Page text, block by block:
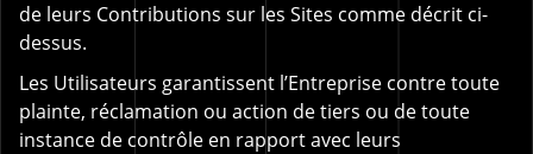
de leurs Contributions sur les Sites comme décrit ci-
dessus.
Les Utilisateurs garantissent l’Entreprise contre toute
plainte, réclamation ou action de tiers ou de toute
instance de contrôle en rapport avec leurs